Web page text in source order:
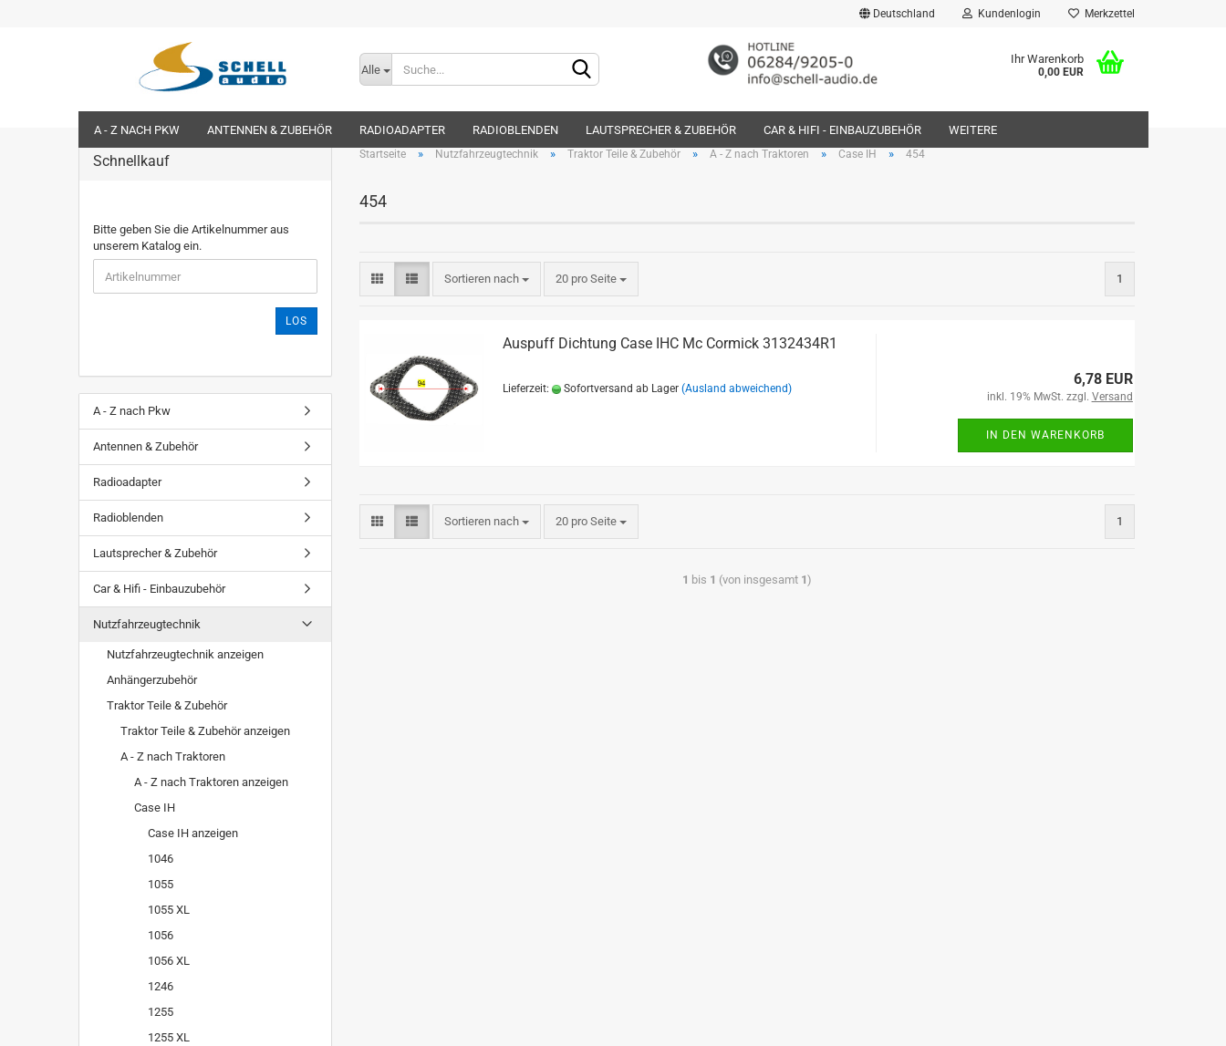
Deutschland
Lieferland
Kundenlogin Merkzettel
Alle
Ihr Warenkorb
0,00 EUR
A - Z NACH PKW ANTENNEN & ZUBEHÖR RADIOADAPTER RADIOBLENDEN LAUTSPRECHER & ZUBEHÖR CAR & HIFI - EINBAUZUBEHÖR WEITERE
Startseite » Nutzfahrzeugtechnik » Traktor Teile & Zubehör » A - Z nach Traktoren » Case IH » 454
454
Sortieren nach 20 pro Seite 1
Auspuff Dichtung Case IHC Mc Cormick 3132434R1
Lieferzeit: Sofortversand ab Lager (Ausland abweichend)
6,78 EUR
inkl. 19% MwSt. zzgl. Versand
IN DEN WARENKORB
Sortieren nach 20 pro Seite 1
1 bis 1 (von insgesamt 1)
Schnellkauf
Bitte geben Sie die Artikelnummer aus
unserem Katalog ein.
LOS
A - Z nach Pkw
Antennen & Zubehör
Radioadapter
Radioblenden
Lautsprecher & Zubehör
Car & Hifi - Einbauzubehör
Nutzfahrzeugtechnik
Nutzfahrzeugtechnik anzeigen
Anhängerzubehör
Traktor Teile & Zubehör
Traktor Teile & Zubehör anzeigen
A - Z nach Traktoren
A - Z nach Traktoren anzeigen
Case IH
Case IH anzeigen
1046
1055
1055 XL
1056
1056 XL
1246
1255
1255 XL